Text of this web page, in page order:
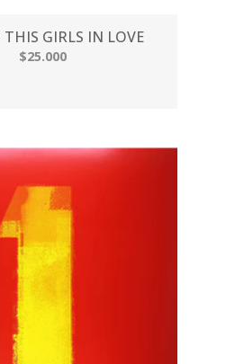
THIS GIRLS IN LOVE
$25.000